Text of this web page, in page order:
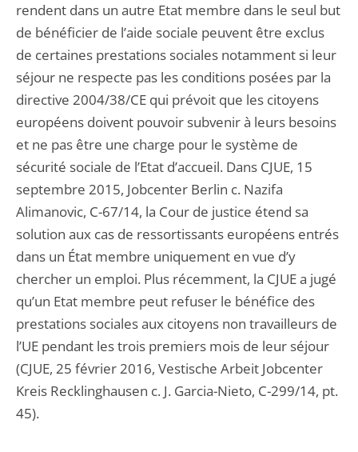
rendent dans un autre Etat membre dans le seul but
de bénéficier de l’aide sociale peuvent être exclus
de certaines prestations sociales notamment si leur
séjour ne respecte pas les conditions posées par la
directive 2004/38/CE qui prévoit que les citoyens
européens doivent pouvoir subvenir à leurs besoins
et ne pas être une charge pour le système de
sécurité sociale de l’Etat d’accueil. Dans CJUE, 15
septembre 2015, Jobcenter Berlin c. Nazifa
Alimanovic, C-67/14, la Cour de justice étend sa
solution aux cas de ressortissants européens entrés
dans un État membre uniquement en vue d’y
chercher un emploi. Plus récemment, la CJUE a jugé
qu’un Etat membre peut refuser le bénéfice des
prestations sociales aux citoyens non travailleurs de
l’UE pendant les trois premiers mois de leur séjour
(CJUE, 25 février 2016, Vestische Arbeit Jobcenter
Kreis Recklinghausen c. J. Garcia-Nieto, C-299/14, pt.
45).